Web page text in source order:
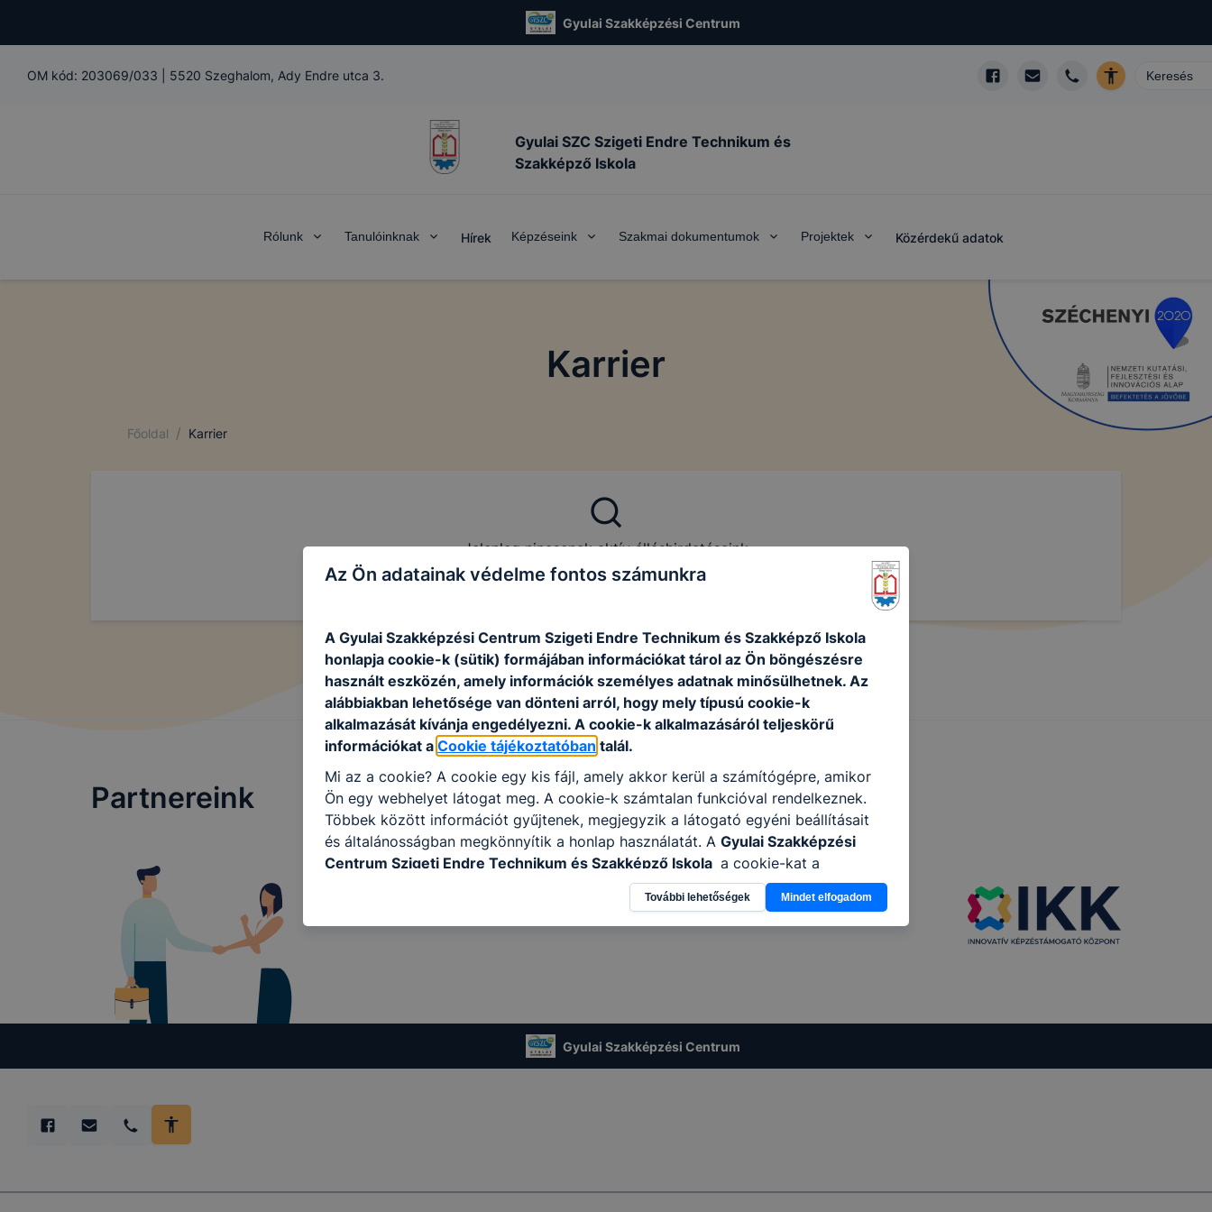
Gyulai Szakképzési Centrum
OM kód: 203069/033 5520 Szeghalom, Ady Endre utca 3.
Gyulai SZC Szigeti Endre Technikum és
Szakképző Iskola
Rólunk Tanulóinknak Hírek Képzéseink Szakmai dokumentumok Projektek Közérdekű adatok
Karrier
Főoldal / Karrier
Jelenleg nincsenek aktív álláshirdetéseink
Vissza a főoldalra
Partnereink
Gyulai Szakképzési Centrum
Az Ön adatainak védelme fontos számunkra
A Gyulai Szakképzési Centrum Szigeti Endre Technikum és Szakképző Iskola
honlapja cookie-k (sütik) formájában információkat tárol az Ön böngészésre
használt eszközén, amely információk személyes adatnak minősülhetnek. Az
alábbiakban lehetősége van dönteni arról, hogy mely típusú cookie-k
alkalmazását kívánja engedélyezni. A cookie-k alkalmazásáról teljeskörű
információkat a Cookie tájékoztatóban talál.
Mi az a cookie? A cookie egy kis fájl, amely akkor kerül a számítógépre, amikor
Ön egy webhelyet látogat meg. A cookie-k számtalan funkcióval rendelkeznek.
Többek között információt gyűjtenek, megjegyzik a látogató egyéni beállításait
és általánosságban megkönnyítik a honlap használatát. A Gyulai Szakképzési
Centrum Szigeti Endre Technikum és Szakképző Iskola a cookie-kat a
következő célokból használja: információ gyűjtése azzal kapcsolatban, hogyan
használja Ön a honlapot -annak felmérésével, hogy a honlap melyik részeit
látogatja, vagy használja leginkább, így megtudhatjuk, hogyan biztosítsunk Önnek
ezek általában megváltoztathatók. Felhívjuk figyelmét, hogy mivel a cookie-k
célja honlapunk használhatóságának és folyamatainak megkönnyítése vagy
További lehetőségek Mindet elfogadom